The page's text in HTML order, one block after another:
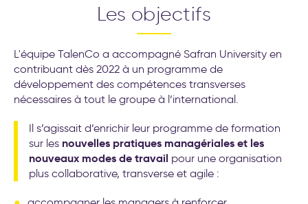
Les objectifs
L'équipe TalenCo a accompagné Safran University en
contribuant dès 2022 à un programme de
développement des compétences transverses
nécessaires à tout le groupe à l’international.
Il s’agissait d’enrichir leur programme de formation
sur les nouvelles pratiques managériales et les
nouveaux modes de travail pour une organisation
plus collaborative, transverse et agile :